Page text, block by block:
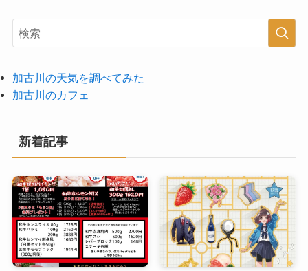
加古川の天気を調べてみた
加古川のカフェ
新着記事